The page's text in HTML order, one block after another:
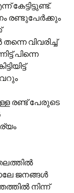
കേട്ടിട്ടുണ്ട്.
രണ്ടുപേർക്കും
വിവരിച്ച്
പിന്നെ
രണ്ട് പേരുടെ
ജനങ്ങൾ
നിന്ന്